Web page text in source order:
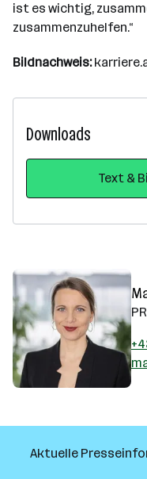
ist es wichtig,
zusammenzuhelfen.“
Bildnachweis:
Downloads
Text &
Aktuelle